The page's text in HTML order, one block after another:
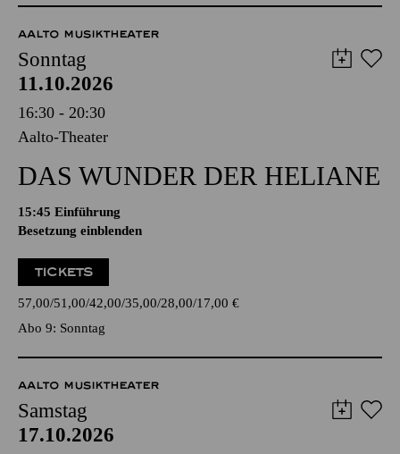
AALTO MUSIKTHEATER
Sonntag
11.10.2026
16:30 - 20:30
Aalto-Theater
DAS WUNDER DER HELIANE
15:45 Einführung
Besetzung einblenden
TICKETS
57,00 51,00 42,00 35,00 28,00 17,00 €
Abo 9: Sonntag
AALTO MUSIKTHEATER
Samstag
17.10.2026